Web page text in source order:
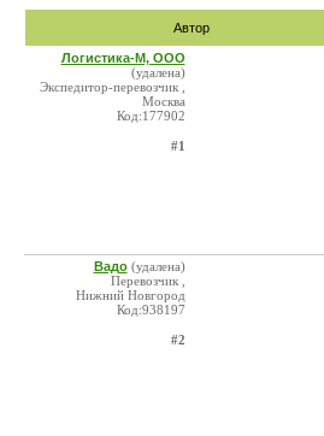
Автор
Логистика-М, ООО
(удалена)
Экспедитор-перевозчик ,
Москва
Код:177902
#1
Вадо (удалена)
Перевозчик ,
Нижний Новгород
Код:938197
#2